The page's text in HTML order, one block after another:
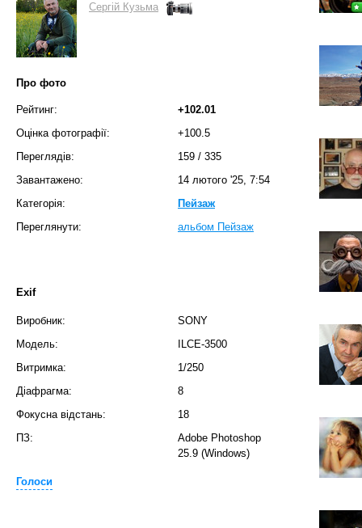
Сергій Кузьма
Про фото
Рейтинг:
+102.01
Оцінка фотографії:
+100.5
Переглядів:
159 / 335
Завантажено:
14 лютого '25, 7:54
Категорія:
Пейзаж
Переглянути:
альбом Пейзаж
Exif
Виробник:
SONY
Модель:
ILCE-3500
Витримка:
1/250
Діафрагма:
8
Фокусна відстань:
18
ПЗ:
Adobe Photoshop
25.9 (Windows)
Голоси